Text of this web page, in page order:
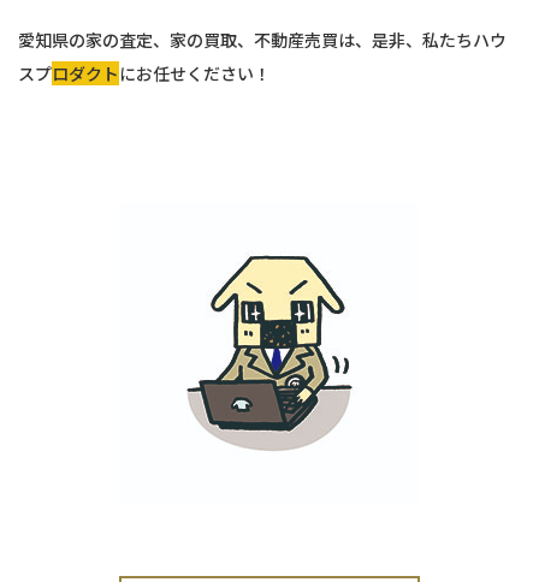
愛知県の家の査定、家の買取、不動産売買は、是非、私たちハウ
スプロダクトにお任せください！